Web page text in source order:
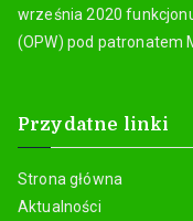
września 2020
(OPW) pod patronatem
Przydatne linki
Strona główna
Aktualności